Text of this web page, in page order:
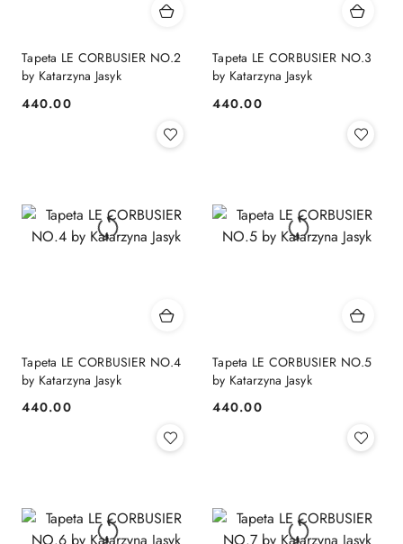
Tapeta LE CORBUSIER NO.2
by Katarzyna Jasyk
Cena:
440.00
Tapeta LE CORBUSIER NO.3
by Katarzyna Jasyk
Cena:
440.00
Tapeta LE CORBUSIER NO.4
by Katarzyna Jasyk
Cena:
440.00
Tapeta LE CORBUSIER NO.5
by Katarzyna Jasyk
Cena:
440.00